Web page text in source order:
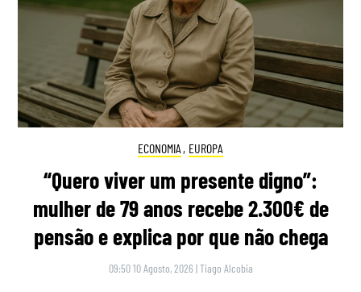
ECONOMIA , EUROPA
“Quero viver um presente digno”:
mulher de 79 anos recebe 2.300€ de
pensão e explica por que não chega
09:50 10 Agosto, 2026 |Tiago Alcobia